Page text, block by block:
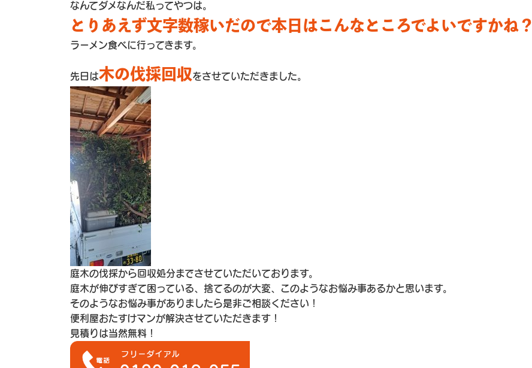
なんてダメなんだ私ってやつは。
とりあえず文字数稼いだので本日はこんなところでよいですかね？
ラーメン食べに行ってきます。
先日は木の伐採回収をさせていただきました。
庭木の伐採から回収処分までさせていただいております。
庭木が伸びすぎて困っている、捨てるのが大変、このようなお悩み事あるかと思います。
そのようなお悩み事がありましたら是非ご相談ください！
便利屋おたすけマンが解決させていただきます！
見積りは当然無料！